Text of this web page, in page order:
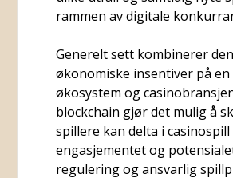
rammen av digitale
Generelt sett kombinerer
økonomiske insentiver på
økosystem og
blockchain gjør det mulig å
spillere kan delta i
engasjementet og
regulering og ansvarlig